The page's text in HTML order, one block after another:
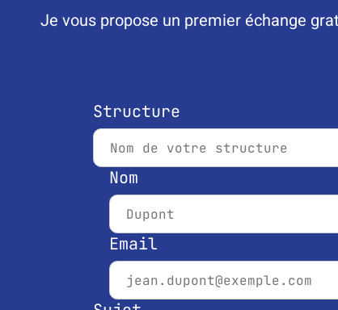
Je vous propose un premier échange
Structure
Nom
Email